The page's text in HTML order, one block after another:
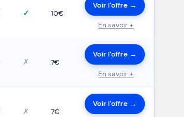
✓ 10€
Voir l'offre →
En savoir +
✗ 7€
Voir l'offre →
En savoir +
✗ 7€
Voir l'offre →